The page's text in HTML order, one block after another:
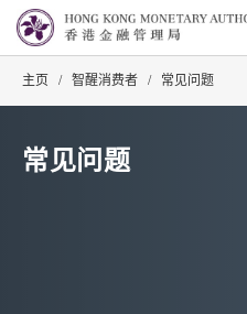
主页 / 智醒消费者 / 常见问题
常见问题